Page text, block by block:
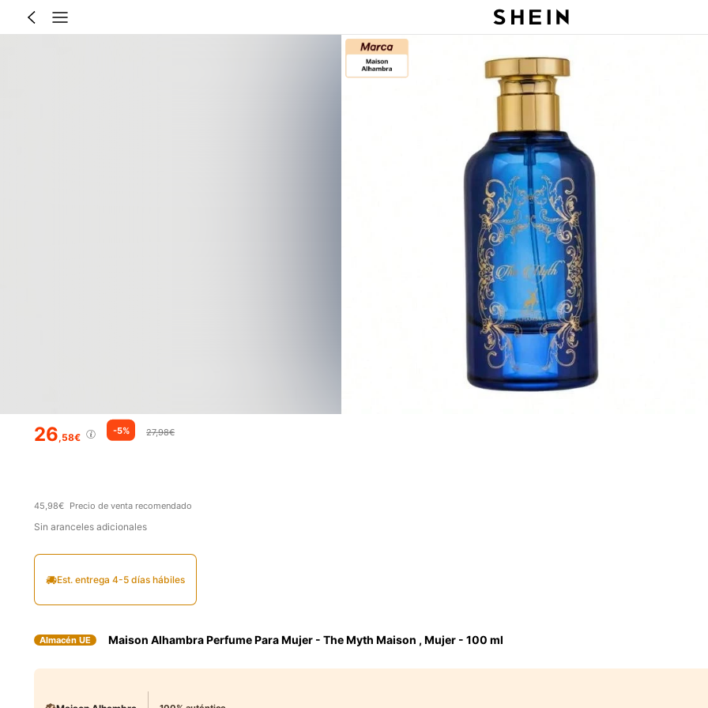
26,58€
-5% 27,98€
45,98€ Precio de venta recomendado
Sin aranceles adicionales
Est. entrega 4-5 días hábiles
Almacén UE Maison Alhambra Perfume Para Mujer - The Myth Maison , Mujer - 100 ml